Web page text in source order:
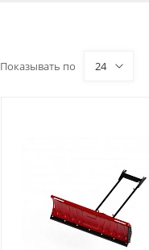
Показывать по 24